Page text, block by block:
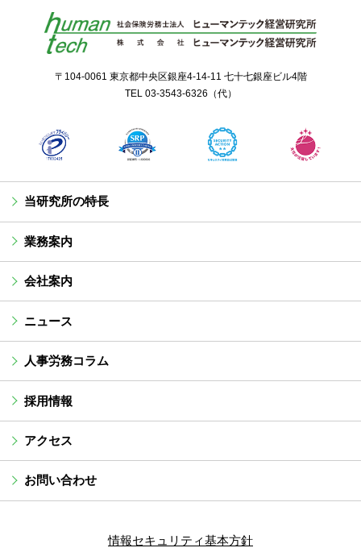
〒104-0061 東京都中央区銀座4-14-11 七十七銀座ビル4階
TEL 03-3543-6326 （代）
当研究所の特長
業務案内
会社案内
ニュース
人事労務コラム
採用情報
アクセス
お問い合わせ
情報セキュリティ基本方針